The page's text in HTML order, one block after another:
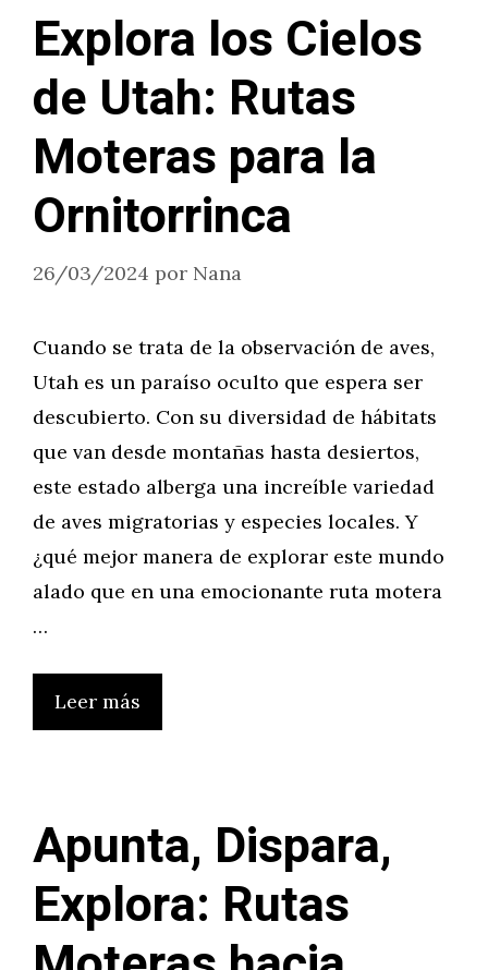
Explora los Cielos
de Utah: Rutas
Moteras para la
Ornitorrinca
26/03/2024 por Nana
Cuando se trata de la observación de aves,
Utah es un paraíso oculto que espera ser
descubierto. Con su diversidad de hábitats
que van desde montañas hasta desiertos,
este estado alberga una increíble variedad
de aves migratorias y especies locales. Y
¿qué mejor manera de explorar este mundo
alado que en una emocionante ruta motera
…
Leer más
Apunta, Dispara,
Explora: Rutas